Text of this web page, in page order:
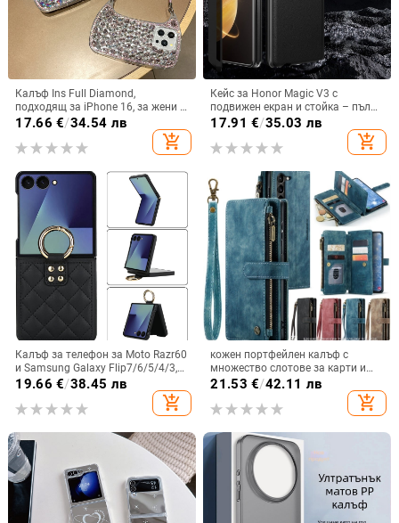
Калъф Ins Full Diamond,
подходящ за iPhone 16, за жени с
14-инчова личност, огледална
рамка с 13 големи отвора и
електролитно покритие, с
17.66 €/34.54 лв
add_shopping_cart
Кейс за Honor Magic V3 с
подвижен екран и стойка – пълна
защита, удароустойчив, против
имитационна кожа, прецизна
17.91 €/35.03 лв
add_shopping_cart
Калъф за телефон за Moto Razr60
и Samsung Galaxy Flip7/6/5/4/3,
сгъваем с пръстен, защита от
изпускане, минималистичен PU
кожен калъф, ръчна изработка
19.66 €/38.45 лв
add_shopping_cart
кожен портфейлен калъф с
множество слотове за карти и
цип за iPhone 11–17 Pro Max, XR,
21.53 €/42.11 лв
add_shopping_cart